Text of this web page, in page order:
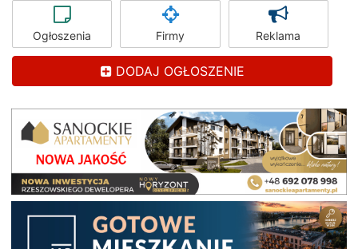
Ogłoszenia Firmy Reklama
DODAJ OGŁOSZENIE